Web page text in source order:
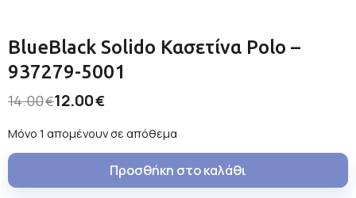
BlueBlack Solido Κασετίνα Polo –
937279-5001
14.00€12.00€
Μόνο 1 απομένουν σε απόθεμα
Προσθήκη στο καλάθι